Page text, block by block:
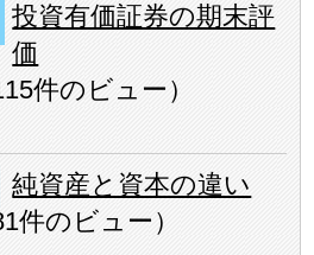
投資有価証券の期末評
価
件のビュー ）
純資産と資本の違い
件のビュー ）